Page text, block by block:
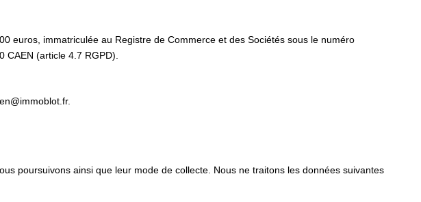
euros, immatriculée au Registre de Commerce et des Sociétés sous le numéro
CAEN (article 4.7 RGPD).
poursuivons ainsi que leur mode de collecte. Nous ne traitons les données suivantes